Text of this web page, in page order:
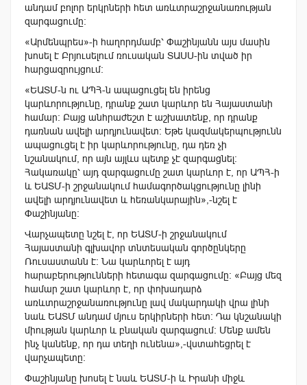
անդամ բոլոր երկրների հետ առևտրաշրջանառության
զարգացումը։
«Արմենպրես»-ի հաղորդմամբ՝ Փաշինյանն այս մասին
խոսել է Բրյուսելում ռուսական ՏԱՍՍ-ին տված իր
հարցազրույցում:
«ԵԱՏՄ-ն ու ԱՊՀ-ն ապացուցել են իրենց
կարևորությունը, դրանք շատ կարևոր են Հայաստանի
համար: Բայց անհրաժեշտ է աշխատենք, որ դրանք
դառնան ավելի արդյունավետ: Եթե կազմակերպությունն
ապացուցել է իր կարևորությունը, դա դեռ չի
նշանակում, որ այն այլևս պետք չէ զարգացնել:
Հակառակը՝ այդ զարգացումը շատ կարևոր է, որ ԱՊՀ-ի
և ԵԱՏՄ-ի շրջանակում համագործակցությունը լինի
ավելի արդյունավետ և հեռանկարային»,-նշել է
Փաշինյանը:
Վարչապետը նշել է, որ ԵԱՏՄ-ի շրջանակում
Հայաստանի գլխավոր տնտեսական գործընկերը
Ռուսաստանն է: Նա կարևորել է այդ
հարաբերությունների հետագա զարգացումը: «Բայց մեզ
համար շատ կարևոր է, որ փոխադարձ
առևտրաշրջանառությունը լավ մակարդակի վրա լինի
նաև ԵԱՏՄ անդամ մյուս երկիրների հետ: Դա կնշանակի
միության կարևոր և բնական զարգացում: Մենք ամեն
ինչ կանենք, որ դա տեղի ունենա»,-վստահեցրել է
վարչապետը:
Փաշինյանը խոսել է նաև ԵԱՏՄ-ի և Իրանի միջև